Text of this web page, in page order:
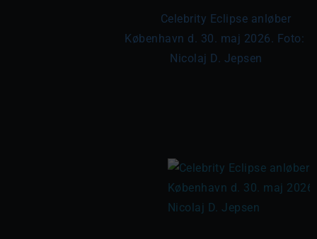
København d. 30. maj 2026. Foto:
Nicolaj D. Jepsen